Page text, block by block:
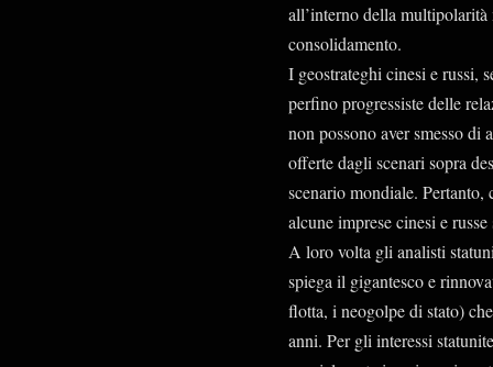
all’interno della
consolidamento.
I geostrateghi cinesi e russi,
perfino progressiste delle
non possono aver smesso
offerte dagli scenari sopra
scenario mondiale.
alcune imprese cinesi e
A loro volta gli analisti
spiega il gigantesco e
flotta, i neogolpe di stato)
anni. Per gli interessi